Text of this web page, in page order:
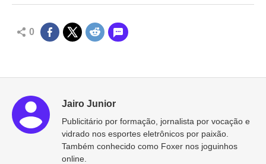
0
Jairo Junior
Publicitário por formação, jornalista por vocação e
vidrado nos esportes eletrônicos por paixão.
Também conhecido como Foxer nos joguinhos
online.